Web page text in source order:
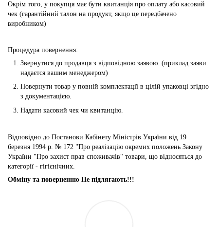
Окрім того, у покупця має бути квитанція про оплату або касовий
чек (гарантійний талон на продукт, якщо це передбачено
виробником)
Процедура повернення:
Звернутися до продавця з відповідною заявою. (приклад заяви
надаєтся вашим менеджером)
Повернути товар у повній комплектації в цілій упаковці згідно
з документацією.
Надати касовий чек чи квитанцію.
Відповідно до Постанови Кабінету Міністрів України від 19
березня 1994 р. № 172 "Про реалізацію окремих положень Закону
України "Про захист прав споживачів" товари, що відносяться до
категорії - гігієнічних.
Обміну та поверненню Не підлягають!!!